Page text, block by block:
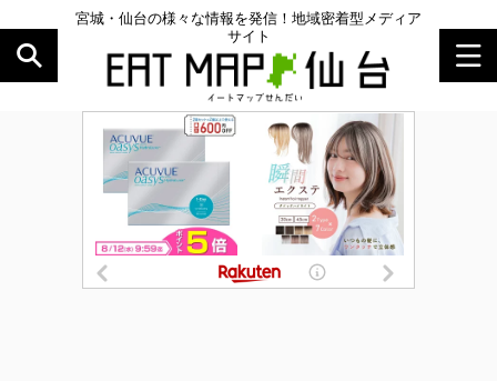
宮城・仙台の様々な情報を発信！地域密着型メディア
サイト